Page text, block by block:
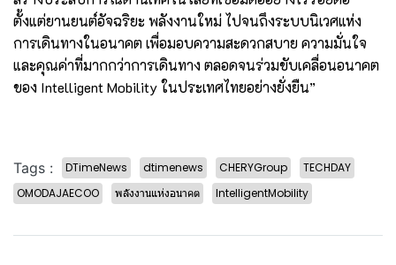
ตั้งแต่ยานยนต์อัจฉริยะ พลังงานใหม่ ไปจนถึงระบบนิเวศแห่ง
การเดินทางในอนาคต เพื่อมอบความสะดวกสบาย ความมั่นใจ
และคุณค่าที่มากกว่าการเดินทาง ตลอดจนร่วมขับเคลื่อนอนาคต
ของ Intelligent Mobility ในประเทศไทยอย่างยั่งยืน”
Tags : DTimeNews dtimenews CHERYGroup
TECHDAY
OMODAJAECOO
พลังงานแห่งอนาคต IntelligentMobility